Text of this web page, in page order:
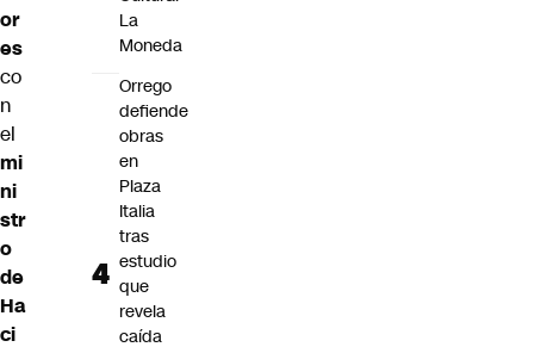
or
es
co
n
el
mi
ni
str
o
de
Ha
ci
La
Moneda
Orrego
defiende
obras
en
Plaza
Italia
tras
estudio
que
revela
caída